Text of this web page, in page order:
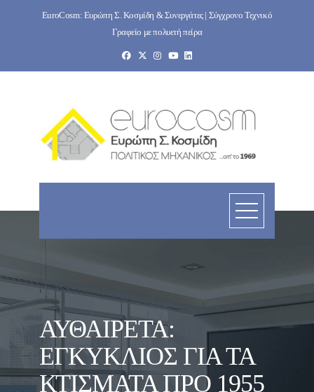
EuroCosm: Ευρώπη Σ. Κοσμίδη & Συνεργάτες | Σύγχρονο Τεχνικό
Γραφείο με πολυετή πείρα
ΑΥΘΑΊΡΕΤΑ:
ΕΓΚΎΚΛΙΟΣ ΓΙΑ ΤΑ
ΚΤΊΣΜΑΤΑ ΠΡΟ 1955